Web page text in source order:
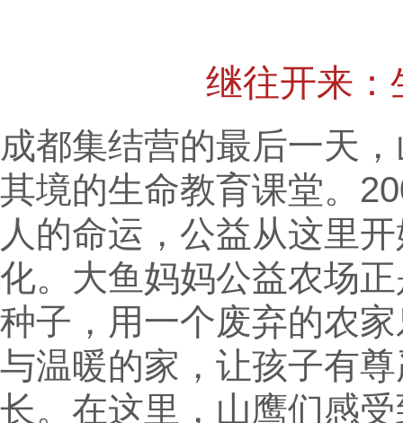
继往开来：
成都集结营的最后一天
其境的生命教育课堂。
人的命运，公益从这里
化。大鱼妈妈公益农场
种子，用一个废弃的农
与温暖的家，让孩子有
长。在这里，山鹰们感